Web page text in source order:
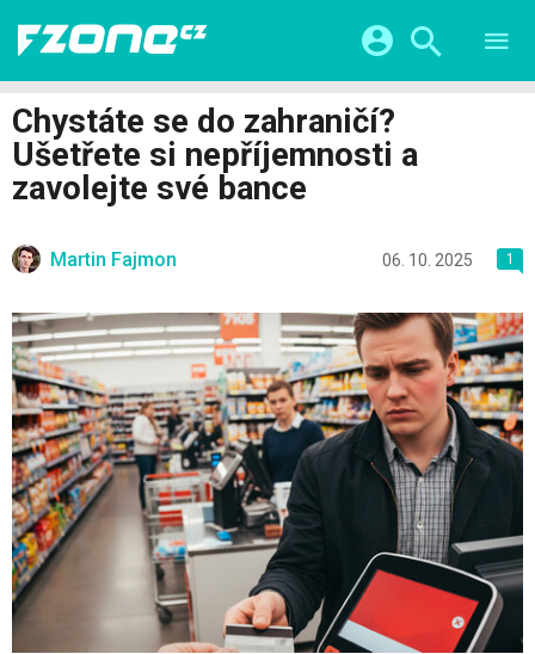
VIDEA
SERIÁLY
CHYTRÁ MĚSTA
ŽIVOT BUDOUCNOSTI
HRY A ZÁBAVA
Facebook Google
Chystáte se do zahraničí?
Ušetřete si nepříjemnosti a
zavolejte své bance
Martin Fajmon 06. 10. 2025 1